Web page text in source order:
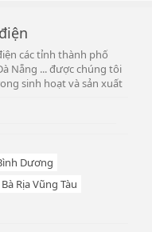
các tỉnh thành phố
Nẵng ... được chúng tôi
sinh hoạt và sản xuất
Dương
Rịa Vũng Tàu